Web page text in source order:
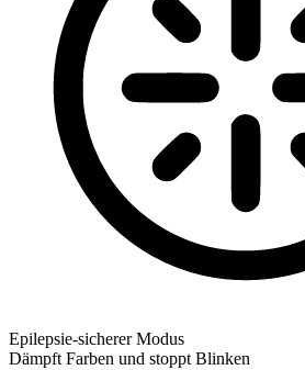
Epilepsie-sicherer Modus
Dämpft Farben und stoppt Blinken